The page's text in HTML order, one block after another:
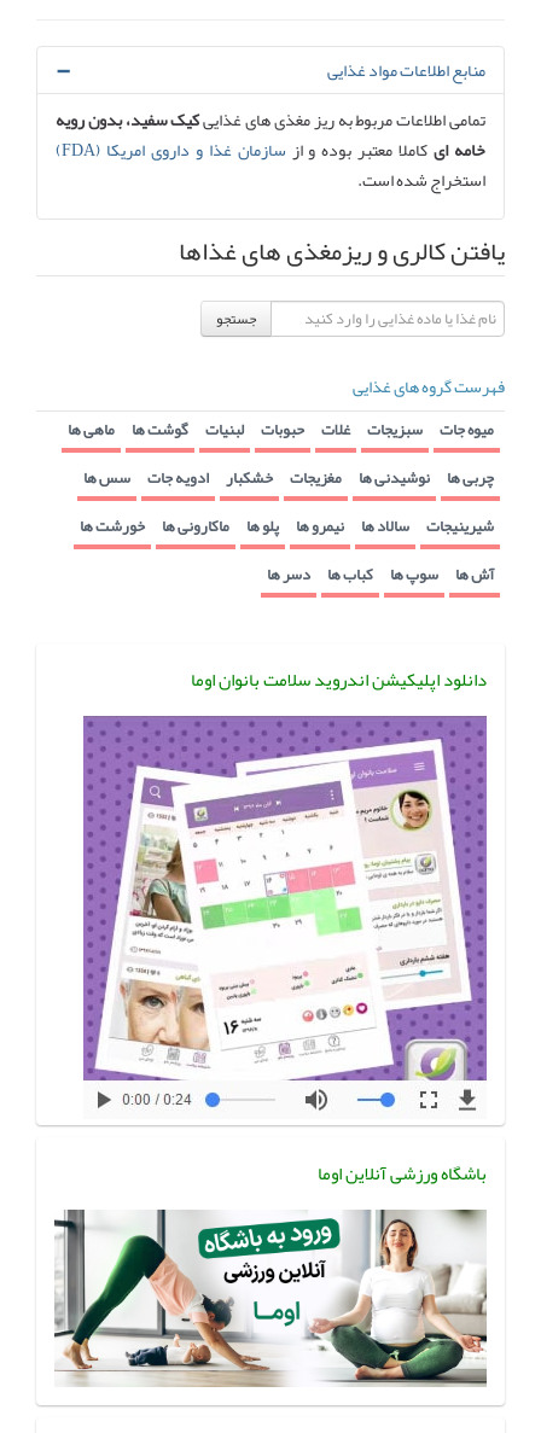
منابع اطلاعات مواد غذایی
تمامی اطلاعات مربوط به ریز مغذی های غذاییکیک سفید، بدون رویه
خامه ایکاملا معتبر بوده و از سازمان غذا و داروی امریکا (FDA)
استخراج شده است.
یافتن کالری و ریزمغذی های غذاها
جستجو
فهرست گروه های غذایی
میوه جات سبزیجات غلات حبوبات لبنیات گوشت ها ماهی ها
چربی ها نوشیدنی ها مغزیجات خشکبار ادویه جات سس ها
شیرینیجات سالاد ها نیمرو ها پلو ها ماکارونی ها خورشت ها
آش ها سوپ ها کباب ها دسر ها
دانلود اپلیکیشن اندروید سلامت بانوان اوما
باشگاه ورزشی آنلاین اوما